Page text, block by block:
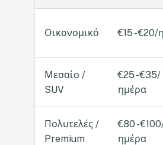
Οικονομικό €15 - €20/
Μεσαίο /
SUV
€25 - €35/
ημέρα
Πολυτελές /
Premium
€80 -
ημέρα